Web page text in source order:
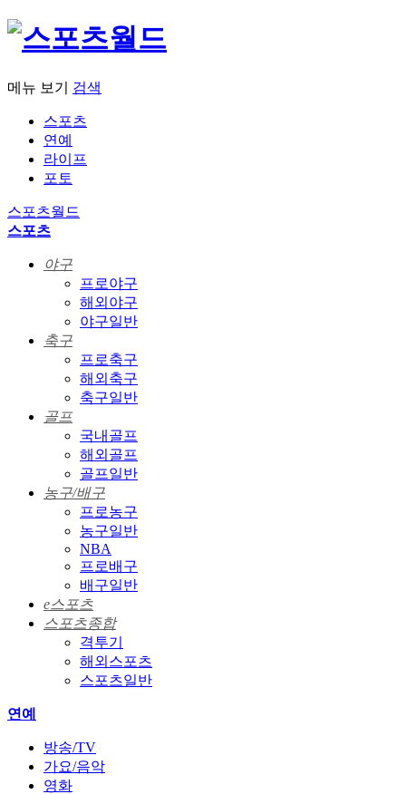
메뉴 보기 검색
스포츠
연예
라이프
포토
스포츠월드
스포츠
야구
프로야구
해외야구
야구일반
축구
프로축구
해외축구
축구일반
골프
국내골프
해외골프
골프일반
농구/배구
프로농구
농구일반
NBA
프로배구
배구일반
e스포츠
스포츠종합
격투기
해외스포츠
스포츠일반
연예
방송/TV
가요/음악
영화